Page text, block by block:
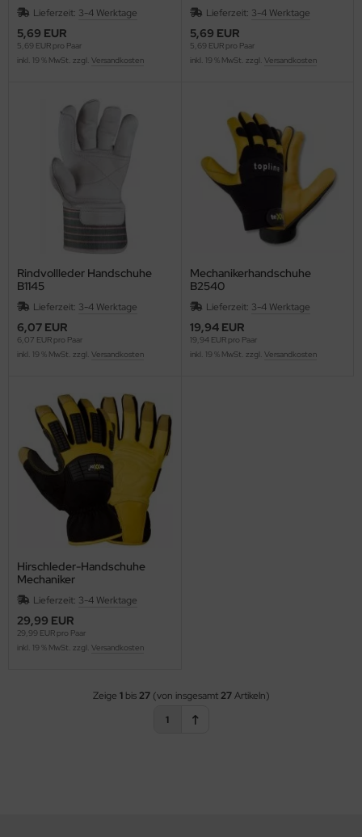
Lieferzeit: 3-4 Werktage
5,69 EUR
5,69 EUR pro Paar
inkl. 19 % MwSt. zzgl. Versandkosten
Lieferzeit: 3-4 Werktage
5,69 EUR
5,69 EUR pro Paar
inkl. 19 % MwSt. zzgl. Versandkosten
Rindvollleder Handschuhe
B1145
Lieferzeit: 3-4 Werktage
6,07 EUR
6,07 EUR pro Paar
inkl. 19 % MwSt. zzgl. Versandkosten
Mechanikerhandschuhe
B2540
Lieferzeit: 3-4 Werktage
19,94 EUR
19,94 EUR pro Paar
inkl. 19 % MwSt. zzgl. Versandkosten
Hirschleder-Handschuhe
Mechaniker
Lieferzeit: 3-4 Werktage
29,99 EUR
29,99 EUR pro Paar
inkl. 19 % MwSt. zzgl. Versandkosten
Zeige 1bis27(von insgesamt27Artikeln)
1